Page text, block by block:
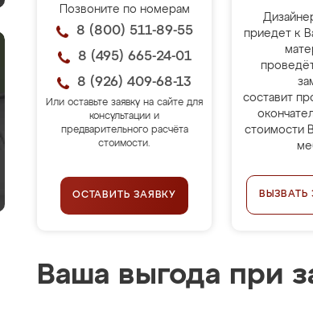
Позвоните по номерам
8 (800) 511-89-55
8 (495) 665-24-01
8 (926) 409-68-13
Или оставьте заявку на сайте для
консультации и
предварительного расчёта
стоимости.
ОСТАВИТЬ ЗАЯВКУ
приедет к
составит
стоимости
Ваша выгода при